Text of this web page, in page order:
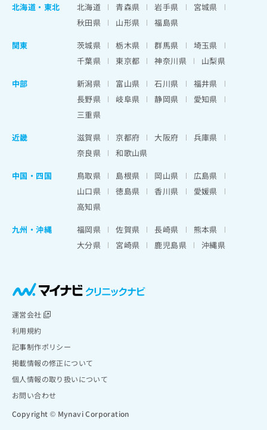
北海道 ・ 東北 北海道 青森県 岩手県
宮城県
秋田県
山形県
福島県
関東
茨城県 栃木県 群馬県
埼玉県
千葉県
東京都 神奈川県
山梨県
中部
新潟県 富山県 石川県
福井県
長野県
岐阜県 静岡県
愛知県
三重県
近畿
滋賀県 京都府 大阪府
兵庫県
奈良県
和歌山県
中国・四国
鳥取県 島根県 岡山県
広島県
山口県
徳島県 香川県
愛媛県
高知県
九州・沖縄
福岡県 佐賀県 長崎県
熊本県
大分県
宮崎県 鹿児島県 沖縄県
運営会社
利用規約
記事制作ポリシー
掲載情報の修正について
個人情報の取り扱いについて
お問い合わせ
Copyright © Mynavi Corporation